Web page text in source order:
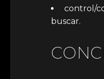
control/
buscar.